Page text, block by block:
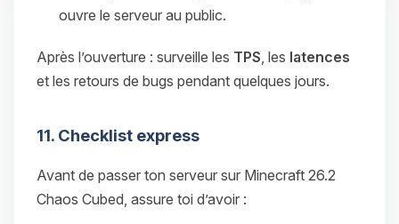
ouvre le serveur au public.
Après l’ouverture : surveille les TPS , les latences
et les retours de bugs pendant quelques jours.
11. Checklist express
Avant de passer ton serveur sur Minecraft 26.2
Chaos Cubed, assure toi d’avoir :